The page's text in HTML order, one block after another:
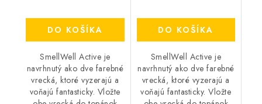
DO KOŠÍKA
SmellWell Active je
navrhnutý ako dve farebné
vrecká, ktoré vyzerajú a
voňajú fantasticky. Vložte
DO KOŠÍKA
SmellWell Active je
navrhnutý ako dve farebné
vrecká, ktoré vyzerajú a
voňajú fantasticky. Vložte